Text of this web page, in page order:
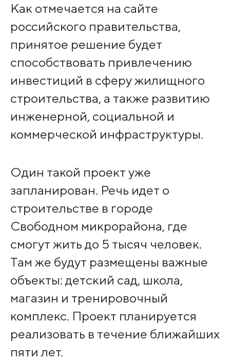
Как отмечается на сайте
российского правительства,
принятое решение будет
способствовать привлечению
инвестиций в сферу жилищного
строительства, а также развитию
инженерной, социальной и
коммерческой инфраструктуры.
Один такой проект уже
запланирован. Речь идет о
строительстве в городе
Свободном микрорайона, где
смогут жить до 5 тысяч человек.
Там же будут размещены важные
объекты: детский сад, школа,
магазин и тренировочный
комплекс. Проект планируется
реализовать в течение ближайших
пяти лет.